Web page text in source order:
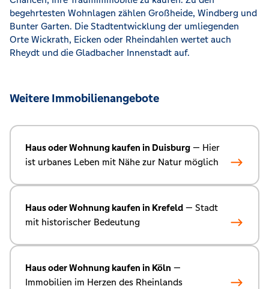
begehrtesten Wohnlagen zählen Großheide, Windberg und
Bunter Garten. Die Stadtentwicklung der umliegenden
Orte Wickrath, Eicken oder Rheindahlen wertet auch
Rheydt und die Gladbacher Innenstadt auf.
Weitere Immobilienangebote
Haus oder Wohnung kaufen in Duisburg — Hier
ist urbanes Leben mit Nähe zur Natur möglich
Haus oder Wohnung kaufen in Krefeld — Stadt
mit historischer Bedeutung
Haus oder Wohnung kaufen in Köln —
Immobilien im Herzen des Rheinlands